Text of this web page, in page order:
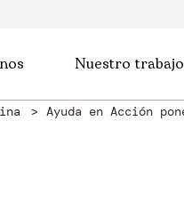
Nuestro trabajo
Ayuda en Acción